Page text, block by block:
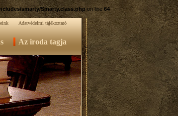
smarty/Smarty.class.phpon line 64
Adatvédelmi tájékoztató
Az iroda tagja